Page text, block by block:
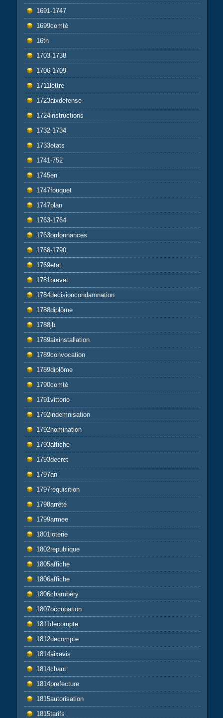
1691-1747
1699comté
16th
1703-1738
1706-1709
1711lettre
1723aixdefense
1724instructions
1732-1734
1733etats
1741-752
1745en
1747fouquet
1747plan
1763-1764
1763ordonnances
1768-1790
1769etat
1781brevet
1784decisioncondamnation
1788diplôme
1788jb
1789aixinstallation
1789convocation
1789diplôme
1790comté
1791vittorio
1792indemnisation
1792nomination
1793affiche
1793decret
1797an
1797requisition
1798arrêté
1799armee
1801loterie
1802republique
1805affiche
1806affiche
1806chambéry
1807occupation
1811decompte
1812decompte
1814aixavis
1814chant
1814prefecture
1815autorisation
1815tarifs